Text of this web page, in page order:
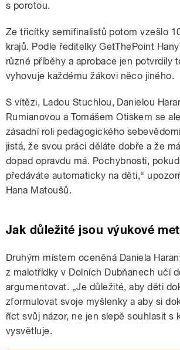
s porotou.
Ze třicítky semifinalistů potom vzešlo
krajů. Podle ředitelky GetThePoint
různé příběhy a aprobace jen potvrdily
vyhovuje každému žákovi něco jiného.
S vítězi, Ladou Stuchlou, Danielou
Rumianovou a Tomášem Otiskem se
zásadní roli pedagogického
jistá, že svou práci děláte dobře a že
dopad opravdu má. Pochybnosti,
předáváte automaticky na děti,“
Hana Matoušů.
Jak důležité jsou výukové
Druhým místem oceněná Daniela
z malotřídky v Dolních Dubňanech učí
argumentovat. „Je důležité, aby děti
zformulovat svoje myšlenky a aby si
říct svůj názor, ne jen slepě souhlasit s
vysvětluje.